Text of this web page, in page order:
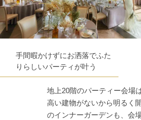
手間暇かけずにお洒落でふた
りらしいパーティが叶う
地上20階のパーティー会場
高い建物がないから明るく
のインナーガーデンも、会